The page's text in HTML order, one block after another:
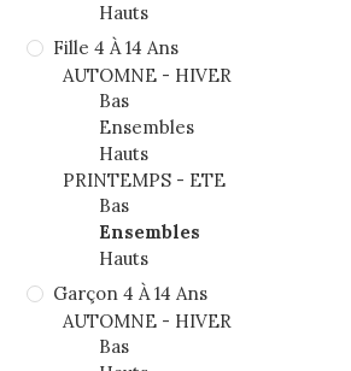
Hauts
Fille 4 À 14 Ans
AUTOMNE - HIVER
Bas
Ensembles
Hauts
PRINTEMPS - ETE
Bas
Ensembles
Hauts
Garçon 4 À 14 Ans
AUTOMNE - HIVER
Bas